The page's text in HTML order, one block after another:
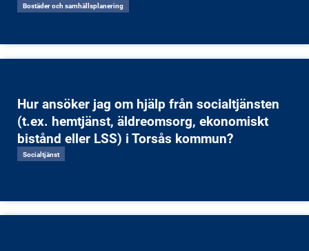
Bostäder och samhällsplanering
Hur ansöker jag om hjälp från socialtjänsten
(t.ex. hemtjänst, äldreomsorg, ekonomiskt
bistånd eller LSS) i Torsås kommun?
Socialtjänst